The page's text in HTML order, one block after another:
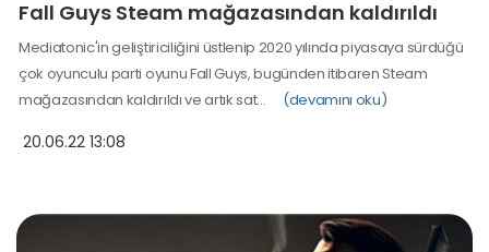
Fall Guys Steam mağazasından kaldırıldı
Mediatonic'in geliştiriciliğini üstlenip 2020 yılında piyasaya sürdüğü
çok oyunculu parti oyunu Fall Guys, bugünden itibaren Steam
mağazasından kaldırıldı ve artık sat…
(devamını oku)
20.06.22 13:08